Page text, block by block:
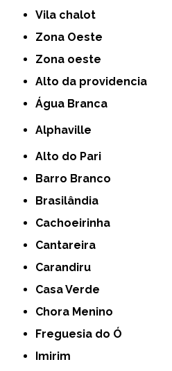
Vila chalot
Zona Oeste
Zona oeste
alto da providencia
Água Branca
Alphaville
Alto do Pari
Barro Branco
Brasilândia
Cachoeirinha
Cantareira
Carandiru
Casa Verde
Chora Menino
Freguesia do Ó
Imirim